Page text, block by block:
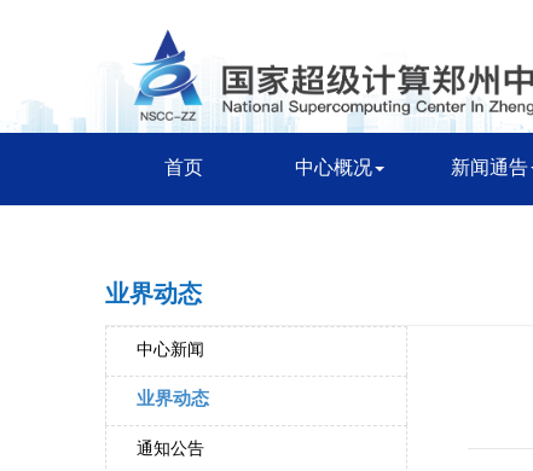
首页 中心概况 新闻通告
业界动态
中心新闻
业界动态
通知公告